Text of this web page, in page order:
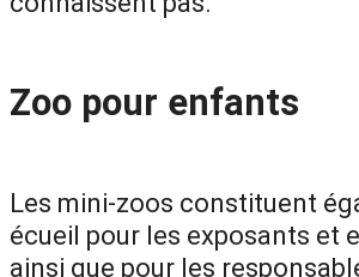
Zoo pour enfants
Les mini-zoos constituent
écueil pour les exposants et
ainsi que pour les